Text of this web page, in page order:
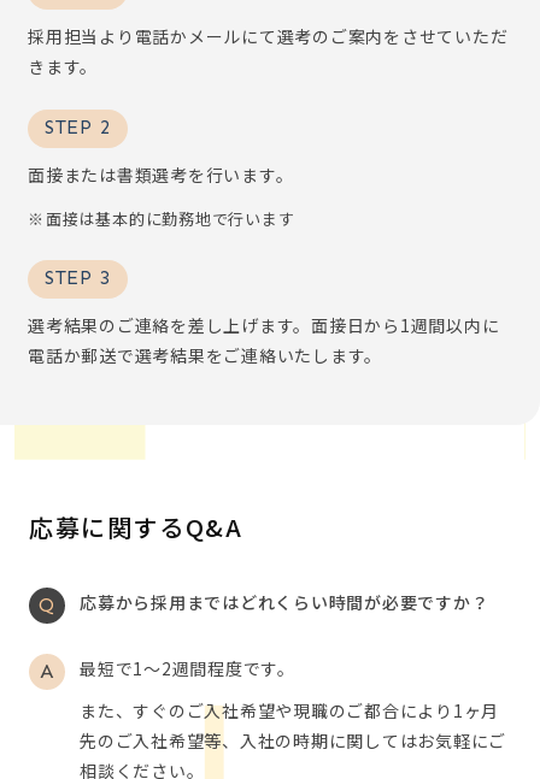
採用担当より電話かメールにて選考のご案内をさせていただ
きます。
STEP 2
面接または書類選考を行います。
面接は基本的に勤務地で行います
STEP 3
選考結果のご連絡を差し上げます。面接日から1週間以内に
電話か郵送で選考結果をご連絡いたします。
応募に関するQ&A
応募から採用まではどれくらい時間が必要ですか？
最短で1～2週間程度です。
また、すぐのご入社希望や現職のご都合により1ヶ月
先のご入社希望等、入社の時期に関してはお気軽にご
相談ください。